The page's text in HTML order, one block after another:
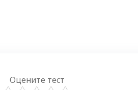
Оцените тест